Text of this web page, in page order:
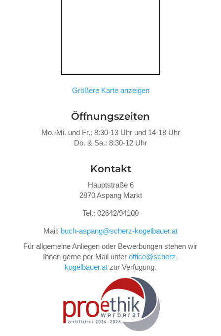
Größere Karte anzeigen
Öffnungszeiten
Mo.-Mi. und Fr.: 8:30-13 Uhr und 14-18 Uhr
Do. & Sa.: 8:30-12 Uhr
Kontakt
Hauptstraße 6
2870 Aspang Markt
Tel.: 02642/94100
Mail: buch-aspang@scherz-kogelbauer.at
Für allgemeine Anliegen oder Bewerbungen stehen wir
Ihnen gerne per Mail unter office@scherz-
kogelbauer.atzur Verfügung.